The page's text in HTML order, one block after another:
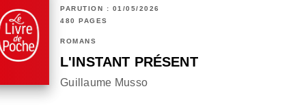
PARUTION : 01/05/2026
480 PAGES
ROMANS
L'INSTANT PRÉSENT
Guillaume Musso